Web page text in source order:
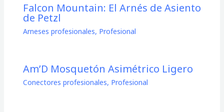
Falcon Mountain: El Arnés de Asiento
de Petzl
Arneses profesionales, Profesional
Am’D Mosquetón Asimétrico Ligero
Conectores profesionales, Profesional